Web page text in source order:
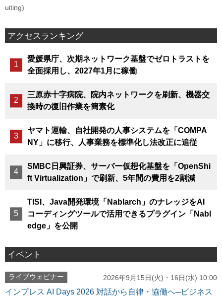
uiting)
アクセスランキング
愛媛県庁、次期ネットワーク基盤でゼロトラストを
全面採用し、2027年1月に稼働
三原赤十字病院、院内ネットワークを刷新、機器交
換時の復旧作業を簡素化
ヤマト運輸、自社開発の人事システムを「COMPA
NY」に移行、人事業務を標準化し法改正に追従
SMBC日興証券、サーバー仮想化基盤を「OpenShi
ft Virtualization」で刷新、5年間の費用を2割減
TISI、Java開発環境「Nablarch」のナレッジをAI
コーディングツールで活用できるプラグイン「Nabl
edge」を公開
イベント
ライブウェビナー 2026年9月15日(火)・16日(水) 10:00
インプレス AI Days 2026 対話から自律・協働へ─ビジネス